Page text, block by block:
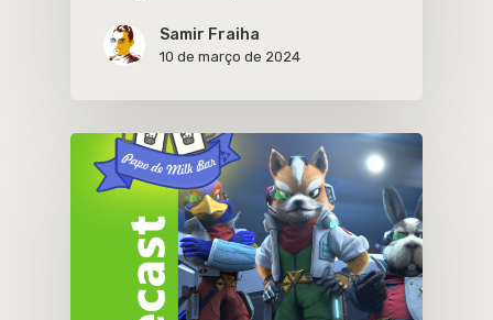
Samir Fraiha
10 de março de 2024